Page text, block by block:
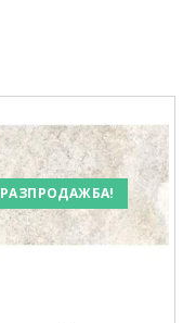
РАЗПРОДАЖБА!